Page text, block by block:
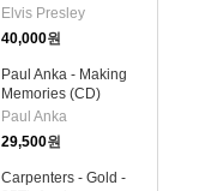
(+10 Bonus-Tracks)
(2CD)
Elvis Presley
40,000원
Paul Anka - Making
Memories (CD)
Paul Anka
29,500원
Carpenters - Gold -